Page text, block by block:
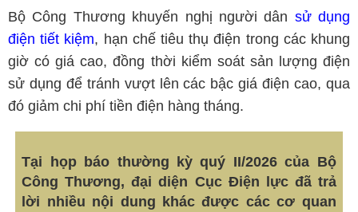
Bộ Công Thương khuyến nghị người dân sử dụng
điện tiết kiệm, hạn chế tiêu thụ điện trong các khung
giờ có giá cao, đồng thời kiểm soát sản lượng điện
sử dụng để tránh vượt lên các bậc giá điện cao, qua
đó giảm chi phí tiền điện hàng tháng.
Tại họp báo thường kỳ quý II/2026 của Bộ
Công Thương, đại diện Cục Điện lực đã trả
lời nhiều nội dung khác được các cơ quan